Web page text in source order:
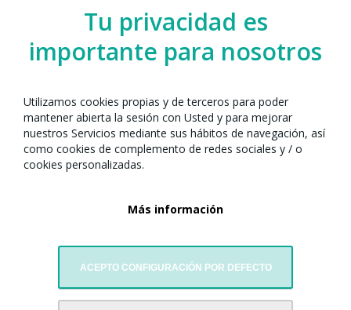
Tu privacidad es
importante para nosotros
Utilizamos cookies propias y de terceros para poder
mantener abierta la sesión con Usted y para mejorar
nuestros Servicios mediante sus hábitos de navegación, así
como cookies de complemento de redes sociales y / o
cookies personalizadas.
Más información
ACEPTO CONFIGURACIÓN POR DEFECTO
· ¿Dónde?Centre Pompeu LAB (C/ Pompeu Fabra 22)
· ¿Cuándo?24 de febrero de 2026
· ¿Hora?17:30h GMT +2
Chino elaborando los tradicionales farolillos de papel, símbolo de luz,
pequeños, aprenderán a construir y decorar su propio farolillo. Un
taller para descubrir una de las tradiciones más arraigadas de la
cultura china mientras se desarrolla la imaginación. Al final, cada
participante podrá llevarse a casa su farolillo para iluminar la noche